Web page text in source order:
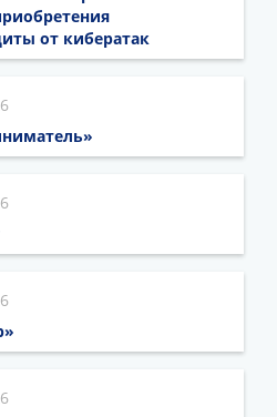
от кибератак